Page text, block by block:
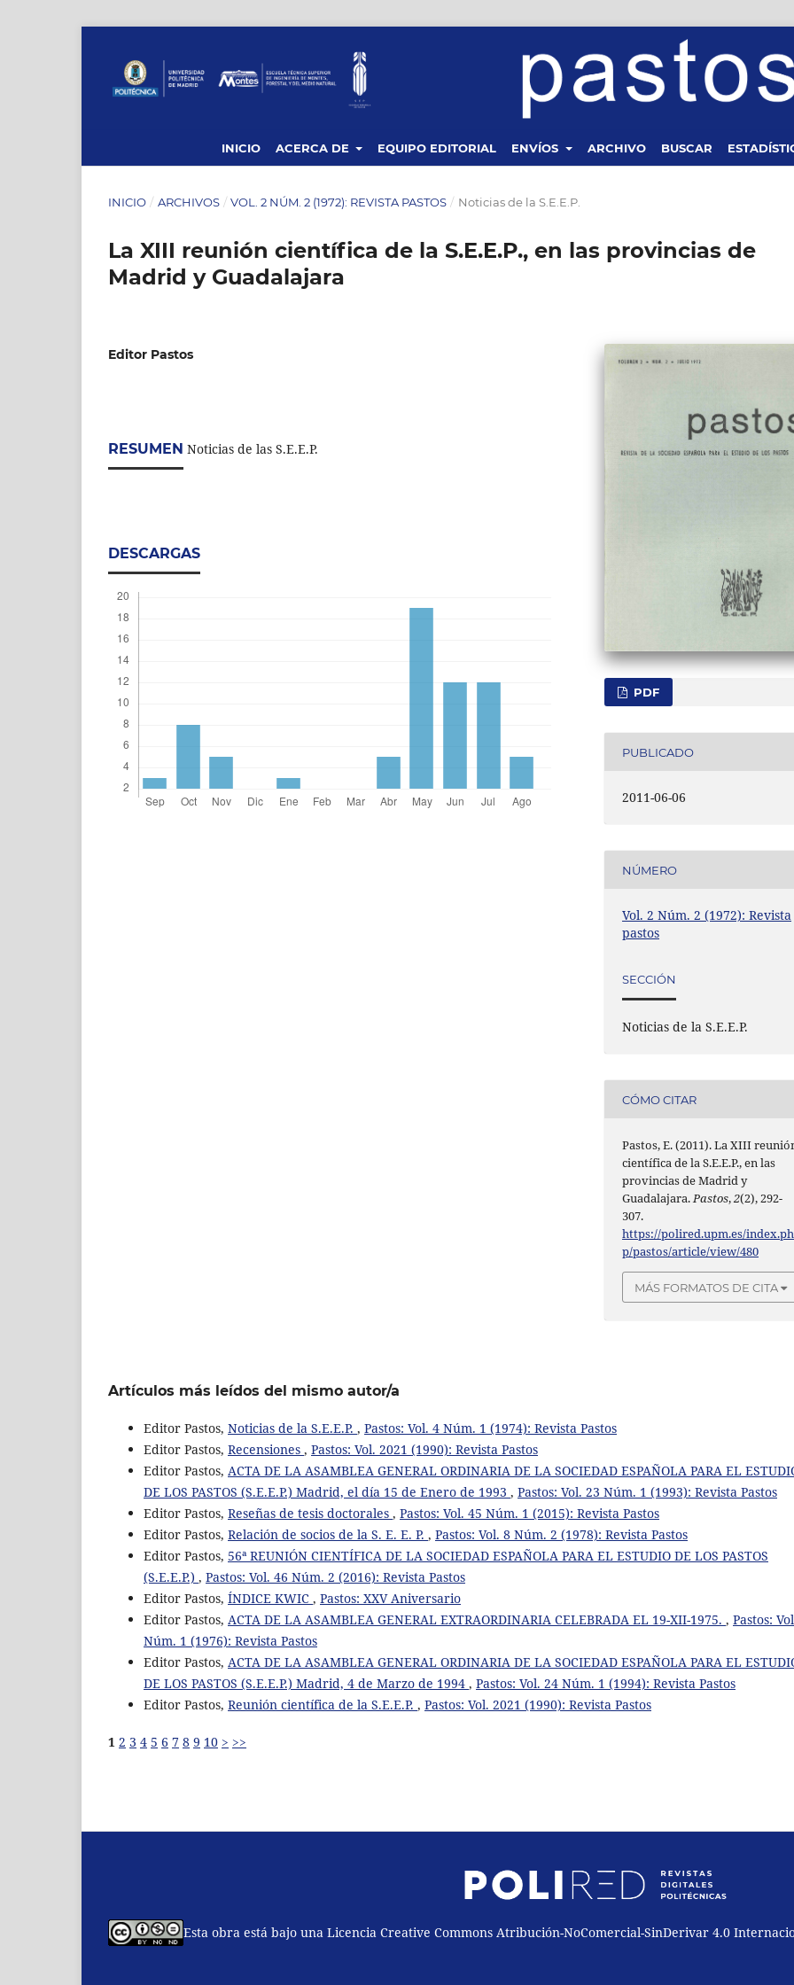
INICIO ACERCA DE EQUIPO EDITORIAL ENVÍOS ARCHIVO BUSCAR
INICIO / ARCHIVOS / VOL. 2 NÚM. 2 (1972): REVISTA PASTOS / Noticias de la S.E.E.P.
La XIII reunión científica de la S.E.E.P., en las provincias de
Madrid y Guadalajara
Editor Pastos
RESUMEN Noticias de las S.E.E.P.
DESCARGAS
PDF
PUBLICADO
2011-06-06
NÚMERO
Vol. 2 Núm. 2 (1972): Revista
pastos
SECCIÓN
Noticias de la S.E.E.P.
CÓMO CITAR
Pastos, E. (2011). La XIII
científica de la S.E.E.P., en las
provincias de Madrid y
Guadalajara.Pastos,2(2), 292-
307.
https://polired.upm.es/index.ph
p/pastos/article/view/480
MÁS FORMATOS DE CITA
Artículos más leídos del mismo autor/a
Editor Pastos, Noticias de la S.E.E.P. , Pastos: Vol. 4 Núm. 1 (1974): Revista Pastos
Editor Pastos, Recensiones , Pastos: Vol. 2021 (1990): Revista Pastos
Editor Pastos, ACTA DE LA ASAMBLEA GENERAL ORDINARIA DE LA SOCIEDAD ESPAÑOLA PARA EL
DE LOS PASTOS (S.E.E.P.) Madrid, el día 15 de Enero de 1993 , Pastos: Vol. 23 Núm. 1 (1993): Revista Pastos
Editor Pastos, Reseñas de tesis doctorales , Pastos: Vol. 45 Núm. 1 (2015): Revista Pastos
Editor Pastos, Relación de socios de la S. E. E. P. , Pastos: Vol. 8 Núm. 2 (1978): Revista Pastos
Editor Pastos, 56ª REUNIÓN CIENTÍFICA DE LA SOCIEDAD ESPAÑOLA PARA EL ESTUDIO DE LOS PASTOS
(S.E.E.P.) , Pastos: Vol. 46 Núm. 2 (2016): Revista Pastos
Editor Pastos, ÍNDICE KWIC , Pastos: XXV Aniversario
Editor Pastos, ACTA DE LA ASAMBLEA GENERAL EXTRAORDINARIA CELEBRADA EL 19-XII-1975. , Pastos:
Núm. 1 (1976): Revista Pastos
Editor Pastos, ACTA DE LA ASAMBLEA GENERAL ORDINARIA DE LA SOCIEDAD ESPAÑOLA PARA EL
DE LOS PASTOS (S.E.E.P.) Madrid, 4 de Marzo de 1994 , Pastos: Vol. 24 Núm. 1 (1994): Revista Pastos
Editor Pastos, Reunión científica de la S.E.E.P. , Pastos: Vol. 2021 (1990): Revista Pastos
1 2 3 4 5 6 7 8 9 10 > >>
Esta obra está bajo una Licencia Creative Commons Atribución-NoComercial-SinDerivar 4.0